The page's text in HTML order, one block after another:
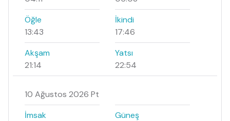
Öğle
13:43
İkindi
17:46
Akşam
21:14
Yatsı
22:54
10 Ağustos 2026 Pt
İmsak
Güneş